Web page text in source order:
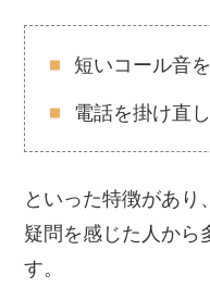
短いコール音
電話を掛け直
といった特徴があり、
疑問を感じた人から
す。